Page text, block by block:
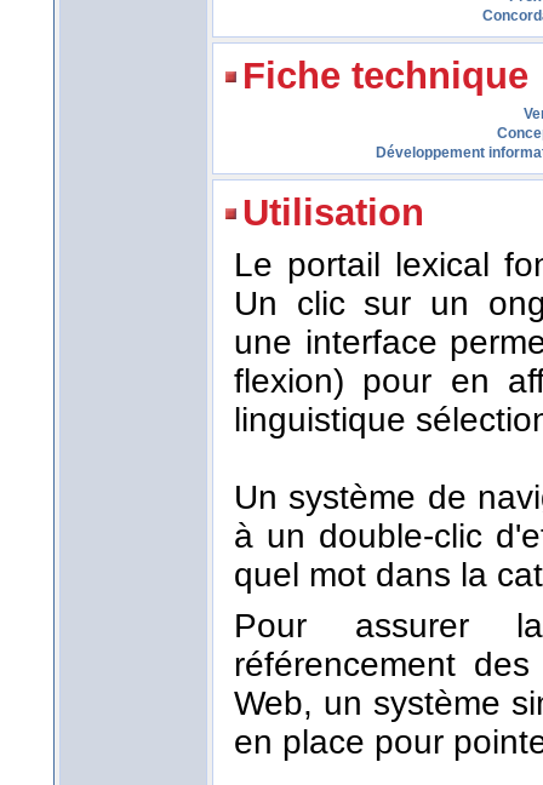
Fiche technique
Développement
Utilisation
Le portail lexical
Un clic sur un
une interface
flexion) pour en
linguistique
Un système de
à un double-clic
quel mot dans la
Pour assurer
référencement
Web, un système
en place pour